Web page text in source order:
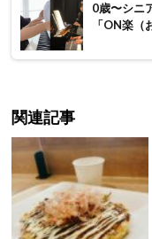
0歳〜シニ
「ON楽（
関連記事